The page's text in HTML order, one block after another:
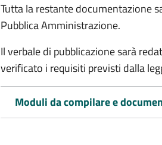
Tutta la restante documentazione
Pubblica Amministrazione.
Il verbale di pubblicazione sarà
verificato i requisiti previsti dalla
Moduli da compilare e